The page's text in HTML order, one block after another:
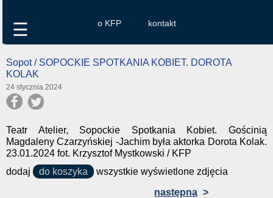
o KFP kontakt
☰
Sopot / SOPOCKIE SPOTKANIA KOBIET. DOROTA
KOLAK
24 stycznia 2024
Teatr Atelier, Sopockie Spotkania Kobiet. Gościnią
Magdaleny Czarzyńskiej -Jachim była aktorka Dorota Kolak.
23.01.2024 fot. Krzysztof Mystkowski / KFP
dodaj
do koszyka
wszystkie wyświetlone zdjęcia
następna >